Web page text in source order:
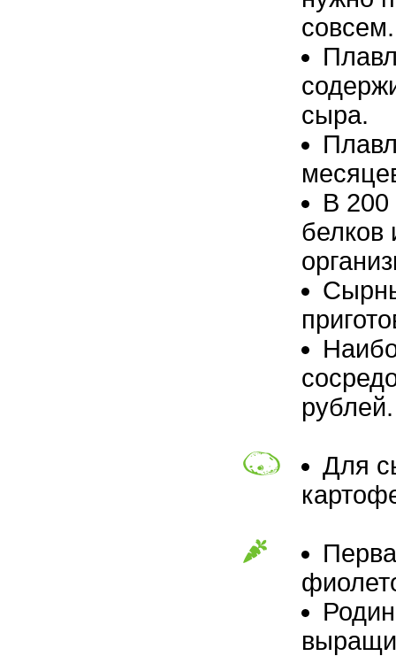
совсем.
сыра.
В 200
белков
рублей.
Для